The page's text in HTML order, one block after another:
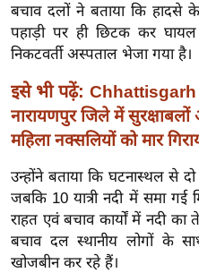
यं
ग
इं
डि
या
सा
त्य
ज
ग
त
बचाव दलों ने बताया कि हादसे
पहाड़ी पर ही छिटक कर
निकटवर्ती अस्पताल भेजा गया है।
इसे भी पढ़ें: Chhattisgarh
नारायणपुर जिले में
महिला नक्सलियों को मार
उन्होंने बताया कि घटनास्थल से
जबकि 10 यात्री नदी में समा गई
राहत एवं बचाव कार्यों में नदी
बचाव दल स्थानीय लोगों के
खोजबीन कर रहे हैं।